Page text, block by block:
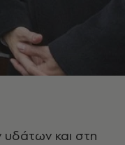
υδάτων και στη